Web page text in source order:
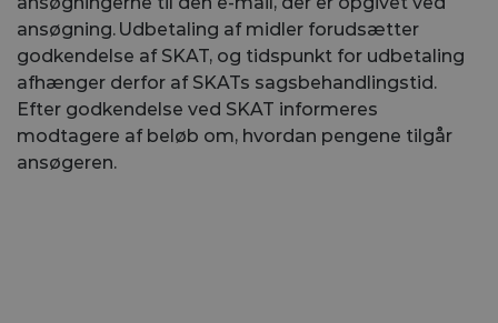
ansøgning. Udbetaling af midler forudsætter
godkendelse af SKAT, og tidspunkt for udbetaling
afhænger derfor af SKATs sagsbehandlingstid.
Efter godkendelse ved SKAT informeres
modtagere af beløb om, hvordan pengene tilgår
ansøgeren.